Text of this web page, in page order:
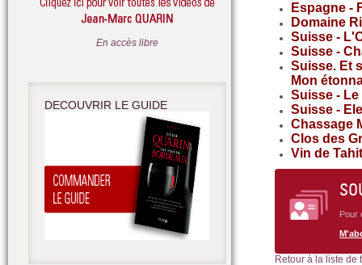
Espagne -
Domaine
Suisse -
Suisse -
Suisse. Et
Mon
Suisse -
Suisse -
Chassage
Clos des
Vin de
Pour
Retour à la liste de
En accès libre
DECOUVRIR LE GUIDE